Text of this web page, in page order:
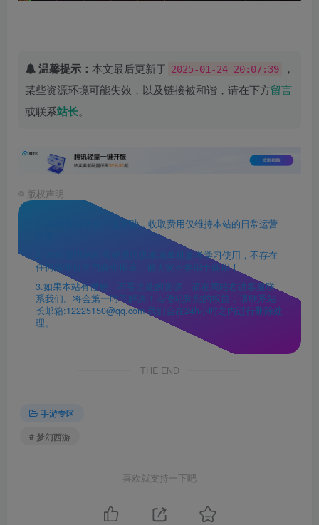
温馨提示： 本文最后更新于 2025-01-24 20:07:39
，
某些资源环境可能失效，以及链接被和谐，请在下方留言
或联系站长。
© 版权声明
1. 本站资源售价只是赞助，收取费用仅维持本站的日常运营
2. 本站提供的所有资源仅供本地单机参考学习使用，不存在
任何商业目的与商业用途，请大家不要用于商用！
3.如果本站有侵犯、不妥之处的资源，请在网站右边客服联
系我们。将会第一时间解决！若侵犯到您的权益，请联系站
长邮箱:12225150@qq.com 我们会在24h小时之内进行删除处
理。
THE END
手游专区
# 梦幻西游
喜欢就支持一下吧